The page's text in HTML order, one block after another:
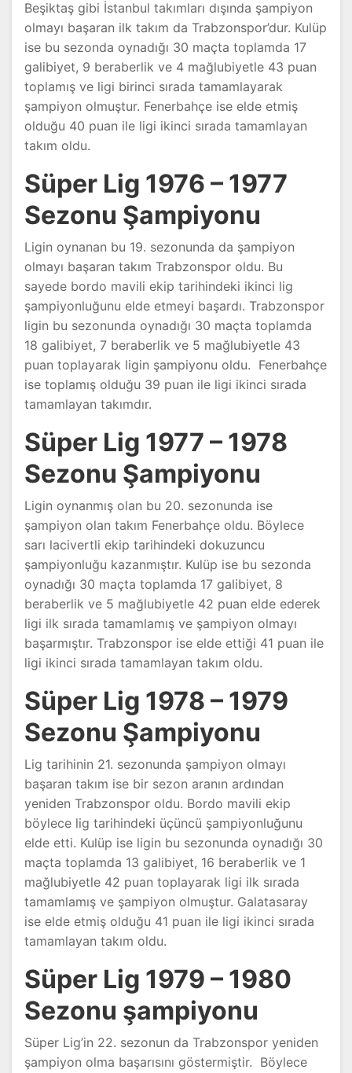
Beşiktaş gibi İstanbul takımları dışında şampiyon
olmayı başaran ilk takım da Trabzonspor’dur. Kulüp
ise bu sezonda oynadığı 30 maçta toplamda 17
galibiyet, 9 beraberlik ve 4 mağlubiyetle 43 puan
toplamış ve ligi birinci sırada tamamlayarak
şampiyon olmuştur. Fenerbahçe ise elde etmiş
olduğu 40 puan ile ligi ikinci sırada tamamlayan
takım oldu.
Süper Lig 1976 – 1977
Sezonu Şampiyonu
Ligin oynanan bu 19. sezonunda da şampiyon
olmayı başaran takım Trabzonspor oldu. Bu
sayede bordo mavili ekip tarihindeki ikinci lig
şampiyonluğunu elde etmeyi başardı. Trabzonspor
ligin bu sezonunda oynadığı 30 maçta toplamda
18 galibiyet, 7 beraberlik ve 5 mağlubiyetle 43
puan toplayarak ligin şampiyonu oldu. Fenerbahçe
ise toplamış olduğu 39 puan ile ligi ikinci sırada
tamamlayan takımdır.
Süper Lig 1977 – 1978
Sezonu Şampiyonu
Ligin oynanmış olan bu 20. sezonunda ise
şampiyon olan takım Fenerbahçe oldu. Böylece
sarı lacivertli ekip tarihindeki dokuzuncu
şampiyonluğu kazanmıştır. Kulüp ise bu sezonda
oynadığı 30 maçta toplamda 17 galibiyet, 8
beraberlik ve 5 mağlubiyetle 42 puan elde ederek
ligi ilk sırada tamamlamış ve şampiyon olmayı
başarmıştır. Trabzonspor ise elde ettiği 41 puan ile
ligi ikinci sırada tamamlayan takım oldu.
Süper Lig 1978 – 1979
Sezonu Şampiyonu
Lig tarihinin 21. sezonunda şampiyon olmayı
başaran takım ise bir sezon aranın ardından
yeniden Trabzonspor oldu. Bordo mavili ekip
böylece lig tarihindeki üçüncü şampiyonluğunu
elde etti. Kulüp ise ligin bu sezonunda oynadığı 30
maçta toplamda 13 galibiyet, 16 beraberlik ve 1
mağlubiyetle 42 puan toplayarak ligi ilk sırada
tamamlamış ve şampiyon olmuştur. Galatasaray
ise elde etmiş olduğu 41 puan ile ligi ikinci sırada
tamamlayan takım oldu.
Süper Lig 1979 – 1980
Sezonu şampiyonu
Süper Lig’in 22. sezonun da Trabzonspor yeniden
şampiyon olma başarısını göstermiştir. Böylece